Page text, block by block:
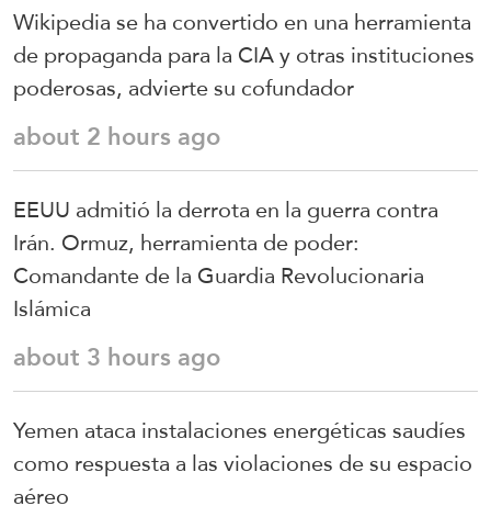
Wikipedia se ha convertido en una herramienta
de propaganda para la CIA y otras instituciones
poderosas, advierte su cofundador
about 2 hours ago
EEUU admitió la derrota en la guerra contra
Irán. Ormuz, herramienta de poder:
Comandante de la Guardia Revolucionaria
Islámica
about 3 hours ago
Yemen ataca instalaciones energéticas saudíes
como respuesta a las violaciones de su espacio
aéreo